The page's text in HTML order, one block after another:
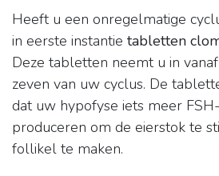
Heeft u een onregelmatige
in eerste instantie tabletten
Deze tabletten neemt u in
zeven van uw cyclus. De
dat uw hypofyse iets meer
produceren om de eierstok te
follikel te maken.